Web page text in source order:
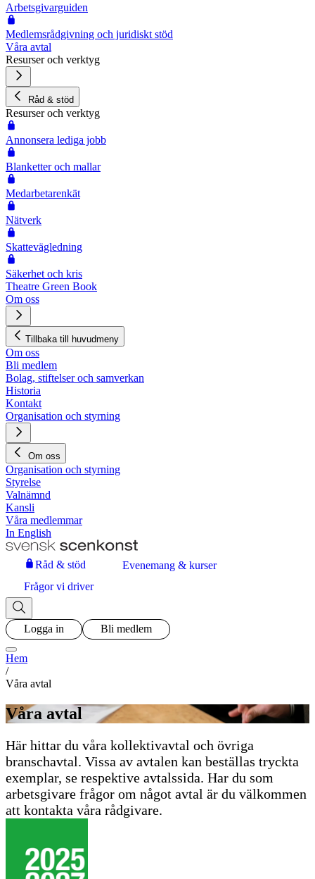
Arbetsgivarguiden
Medlemsrådgivning och juridiskt stöd
Våra avtal
Resurser och verktyg
Råd & stöd
Resurser och verktyg
Annonsera lediga jobb
Blanketter och mallar
Medarbetarenkät
Nätverk
Skattevägledning
Säkerhet och kris
Theatre Green Book
Om oss
Tillbaka till huvudmeny
Om oss
Bli medlem
Bolag, stiftelser och samverkan
Historia
Kontakt
Organisation och styrning
Om oss
Organisation och styrning
Styrelse
Valnämnd
Kansli
Våra medlemmar
In English
Råd & stöd
Evenemang & kurser
Frågor vi driver
Logga in Bli medlem
Hem
/
Våra avtal
Våra avtal
Här hittar du våra kollektivavtal och övriga
branschavtal. Vissa av avtalen kan beställas tryckta
exemplar, se respektive avtalssida. Har du som
arbetsgivare frågor om något avtal är du välkommen
att kontakta våra rådgivare.